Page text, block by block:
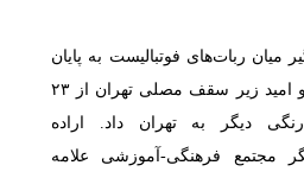
میان ربات‌های فوتبالیست به پایان
رسید. هیجان، شادی و امید زیر سقف مصلی تهران از ۲۳
رنگی دیگر به تهران داد. اراده
مجتمع فرهنگی-آموزشی علامه